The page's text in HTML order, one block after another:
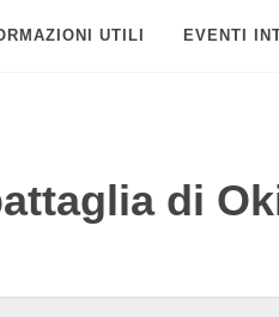
UTILI EVENTI
di